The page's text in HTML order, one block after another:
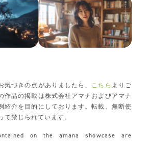
気づきの点がありましたら、 こちら よりご
作品の掲載は株式会社アマナおよびアマナ
紹介を目的にしております。転載、無断使
て禁じられています。
on the amana showcase are